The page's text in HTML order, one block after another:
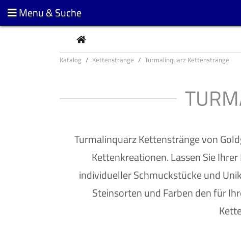
Menu & Suche
CURRENT
Katalog Kettenstränge Turmalinquarz Kettenstränge
Turmalinquarz Kettenstränge von
Kettenkreationen. Lassen Sie
individueller Schmuckstücke und
Steinsorten und Farben den für